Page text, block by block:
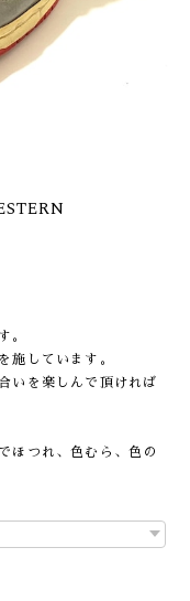
。
施しています。
いを楽しんで頂ければ
ほつれ、色むら、色の